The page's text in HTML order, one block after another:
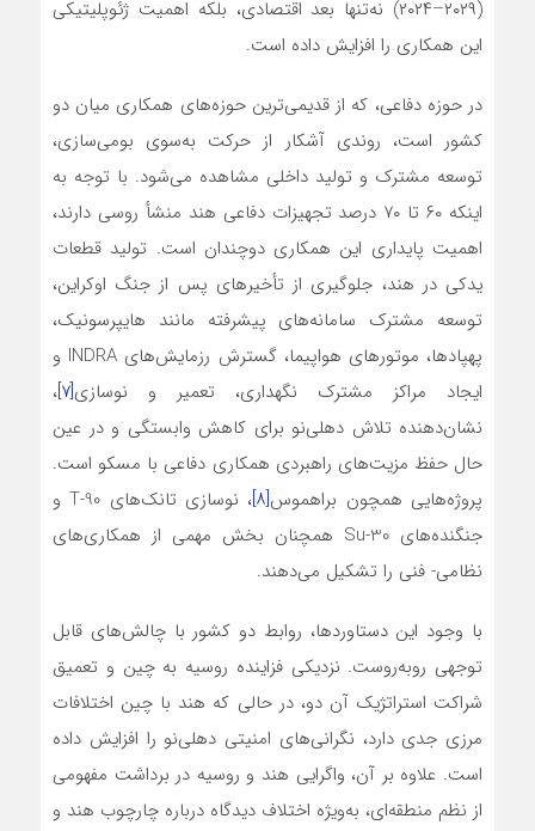
(۲۰۲۹–۲۰۲۴) نه‌تنها بعد اقتصادی، بلکه اهمیت ژئوپلیتیکی
این همکاری را افزایش داده است.
در حوزه دفاعی، که از قدیمی‌ترین حوزه‌های همکاری میان دو
کشور است، روندی آشکار از حرکت به‌سوی بومی‌سازی،
توسعه مشترک و تولید داخلی مشاهده می‌شود. با توجه به
اینکه ۶۰ تا ۷۰ درصد تجهیزات دفاعی هند منشأ روسی دارند،
اهمیت پایداری این همکاری دوچندان است. تولید قطعات
یدکی در هند، جلوگیری از تأخیرهای پس از جنگ اوکراین،
توسعه مشترک سامانه‌های پیشرفته مانند هایپرسونیک،
پهپادها، موتورهای هواپیما، گسترش رزمایش‌های INDRA و
ایجاد مراکز مشترک نگهداری، تعمیر و نوسازی[۷] ،
نشان‌دهنده تلاش دهلی‌نو برای کاهش وابستگی و در عین
حال حفظ مزیت‌های راهبردی همکاری دفاعی با مسکو است.
پروژه‌هایی همچون براهموس[۸]
، نوسازی تانک‌های T-90 و
جنگنده‌های Su-30 همچنان بخش مهمی از همکاری‌های
نظامی- فنی را تشکیل می‌دهند.
با وجود این دستاوردها، روابط دو کشور با چالش‌های قابل
توجهی روبه‌روست. نزدیکی فزاینده روسیه به چین و تعمیق
شراکت استراتژیک آن دو، در حالی که هند با چین اختلافات
مرزی جدی دارد، نگرانی‌های امنیتی دهلی‌نو را افزایش داده
است. علاوه بر آن، واگرایی هند و روسیه در برداشت مفهومی
از نظم منطقه‌ای، به‌ویژه اختلاف دیدگاه درباره چارچوب هند و